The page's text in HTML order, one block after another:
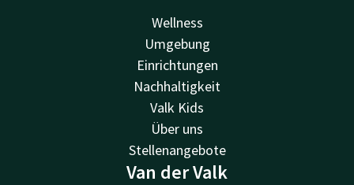
Wellness
Umgebung
Einrichtungen
Nachhaltigkeit
Valk Kids
Über uns
Stellenangebote
Van der Valk